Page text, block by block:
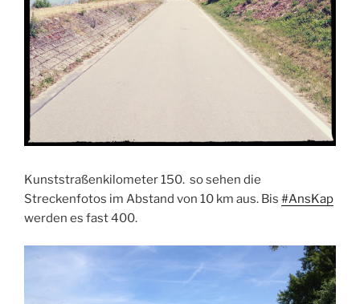
Kunststraßenkilometer 150. so sehen die
Streckenfotos im Abstand von 10 km aus. Bis #AnsKap
werden es fast 400.